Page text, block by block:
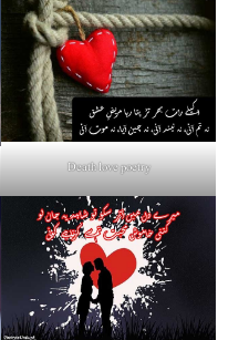
Death love poetry